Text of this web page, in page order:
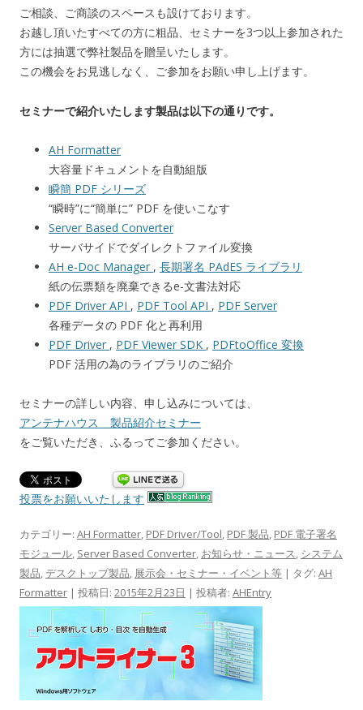
ご相談、ご商談のスペースも設けております。
お越し頂いたすべての方に粗品、セミナーを3つ以上参加された
方には抽選で弊社製品を贈呈いたします。
この機会をお見逃しなく、ご参加をお願い申し上げます。
セミナーで紹介いたします製品は以下の通りです。
AH Formatter
大容量ドキュメントを自動組版
瞬簡 PDF シリーズ
“瞬時”に“簡単に” PDF を使いこなす
Server Based Converter
サーバサイドでダイレクトファイル変換
AH e-Doc Manager , 長期署名 PAdES ライブラリ
紙の伝票類を廃棄できるe-文書法対応
PDF Driver API , PDF Tool API , PDF Server
各種データの PDF 化と再利用
PDF Driver , PDF Viewer SDK , PDFtoOffice 変換
PDF 活用の為のライブラリのご紹介
セミナーの詳しい内容、申し込みについては、
アンテナハウス 製品紹介セミナー
をご覧いただき、ふるってご参加ください。
投票をお願いいたします
カテゴリー: AH Formatter, PDF Driver/Tool, PDF 製品, PDF 電子署名
モジュール, Server Based Converter, お知らせ・ニュース, システム
製品, デスクトップ製品, 展示会・セミナー・イベント等 | タグ: AH
Formatter | 投稿日: 2015年2月23日 | 投稿者: AHEntry